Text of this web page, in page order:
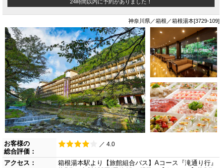
24時間以内に予約がありました！
神奈川県／箱根／箱根湯本[3729-109]
お客様の
総合評価：
／ 4.0
アクセス：
箱根湯本駅より【旅館組合バス】Aコース『滝通り行』